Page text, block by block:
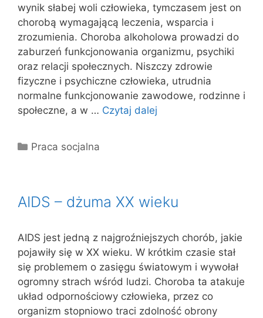
wynik słabej woli człowieka, tymczasem jest on
chorobą wymagającą leczenia, wsparcia i
zrozumienia. Choroba alkoholowa prowadzi do
zaburzeń funkcjonowania organizmu, psychiki
oraz relacji społecznych. Niszczy zdrowie
fizyczne i psychiczne człowieka, utrudnia
normalne funkcjonowanie zawodowe, rodzinne i
społeczne, a w … Czytaj dalej
Kategorie
Praca socjalna
AIDS – dżuma XX wieku
AIDS jest jedną z najgroźniejszych chorób, jakie
pojawiły się w XX wieku. W krótkim czasie stał
się problemem o zasięgu światowym i wywołał
ogromny strach wśród ludzi. Choroba ta atakuje
układ odpornościowy człowieka, przez co
organizm stopniowo traci zdolność obrony